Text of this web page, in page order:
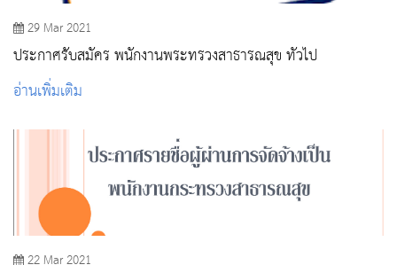
29 Mar 2021
ประกาศรับสมัคร พนักงานพระทรวงสาธารณสุข ทั่วไป
อ่านเพิ่มเติม